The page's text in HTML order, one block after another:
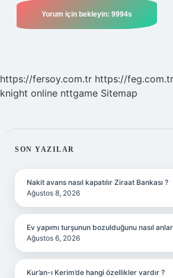
https://fersoy.com.tr https://feg.com.tr
knight online nttgame Sitemap
SIDEBAR
SON YAZILAR
Nakit avans nasıl kapatılır Ziraat Bankası ?
Ağustos 8, 2026
Ev yapımı turşunun bozulduğunu nasıl
Ağustos 6, 2026
Kur’an-ı Kerim’de hangi özellikler vardır ?